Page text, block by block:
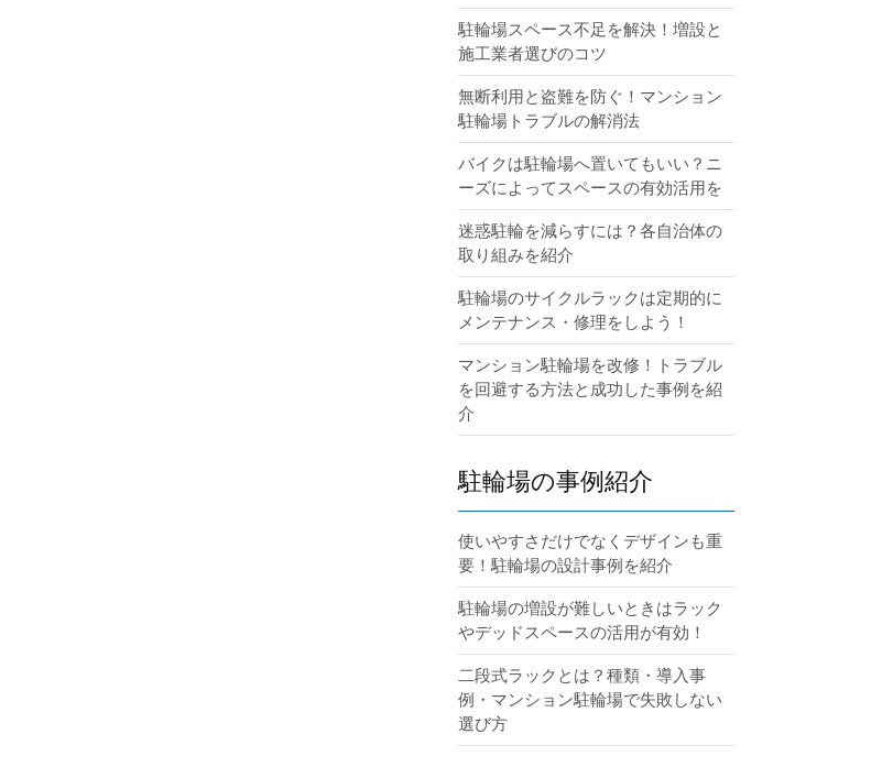
駐輪場スペース不足を解決！増設と
施工業者選びのコツ
無断利用と盗難を防ぐ！マンション
駐輪場トラブルの解消法
バイクは駐輪場へ置いてもいい？ニ
ーズによってスペースの有効活用を
迷惑駐輪を減らすには？各自治体の
取り組みを紹介
駐輪場のサイクルラックは定期的に
メンテナンス・修理をしよう！
マンション駐輪場を改修！トラブル
を回避する方法と成功した事例を紹
介
駐輪場の事例紹介
使いやすさだけでなくデザインも重
要！駐輪場の設計事例を紹介
駐輪場の増設が難しいときはラック
やデッドスペースの活用が有効！
二段式ラックとは？種類・導入事
例・マンション駐輪場で失敗しない
選び方